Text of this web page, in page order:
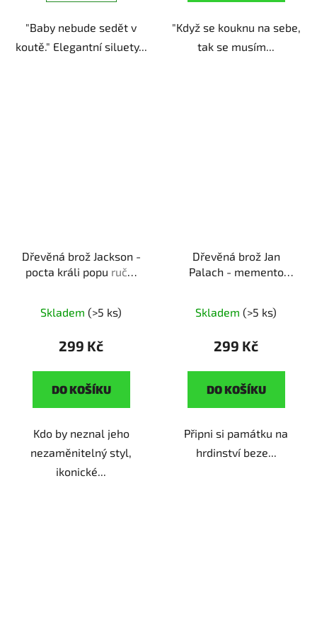
"Baby nebude sedět v
koutě." Elegantní siluety...
"Když se kouknu na sebe,
tak se musím...
Dřevěná brož Jackson -
pocta králi popu ruční
Skladem (>5 ks)
299 Kč
DO KOŠÍKU
Kdo by neznal jeho
nezaměnitelný styl,
ikonické...
Dřevěná brož Jan
Palach - memento
bojovníkovi za svobodu
Skladem (>5 ks)
299 Kč
DO KOŠÍKU
Připni si památku na
hrdinství beze...